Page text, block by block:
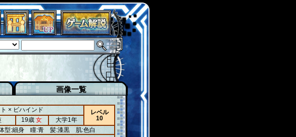
画像一覧
× ビハインド
レベル
10
19歳 女
大学1年
型:細身瞳:青 髪:漆黒肌:色白